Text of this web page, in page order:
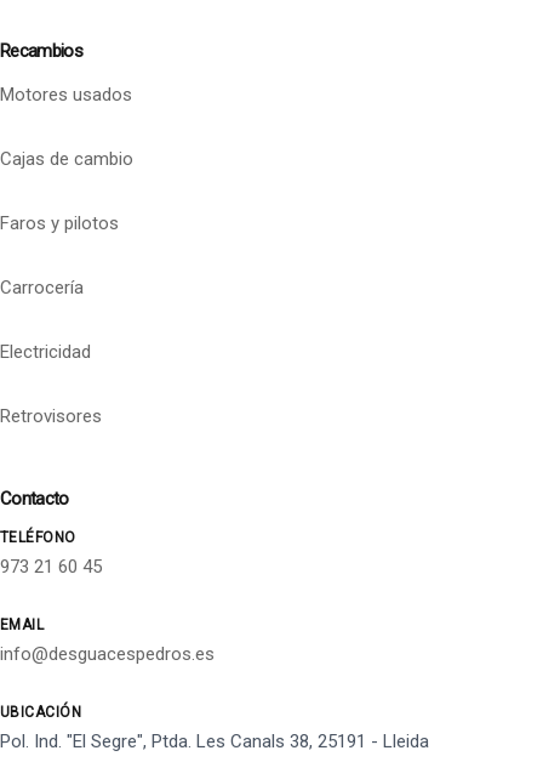
Recambios
Motores usados
Cajas de cambio
Faros y pilotos
Carrocería
Electricidad
Retrovisores
Contacto
TELÉFONO
973 21 60 45
EMAIL
info@desguacespedros.es
UBICACIÓN
Pol. Ind. "El Segre", Ptda. Les Canals 38, 25191 - Lleida